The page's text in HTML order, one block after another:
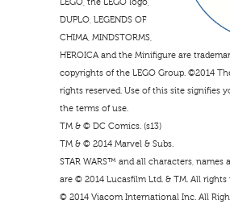
DUPLO, LEGENDS OF
CHIMA, MINDSTORMS,
HEROICA and the Minifigure are
copyrights of the LEGO Group. ©2014
rights reserved. Use of this site signifies
the terms of use.
TM & © DC Comics. (s13)
TM & © 2014 Marvel & Subs.
STAR WARS™ and all characters, names
are © 2014 Lucasfilm Ltd. & TM. All rights
© 2014 Viacom International Inc. All